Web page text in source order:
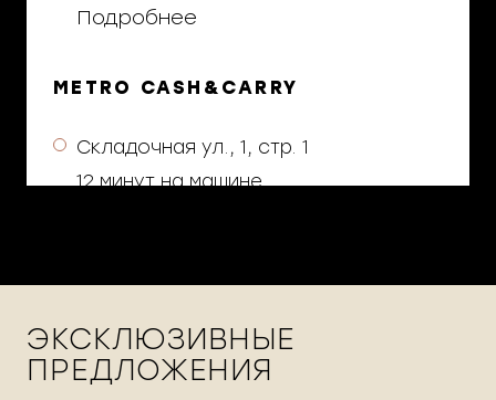
Подробнее
METRO CASH&CARRY
Складочная ул., 1, стр. 1
12 минут на машине
TORRO GRILL
Лесная ул., 5, стр. Б
13 минут на машине
ЭКСКЛЮЗИВНЫЕ
ПРЕДЛОЖЕНИЯ